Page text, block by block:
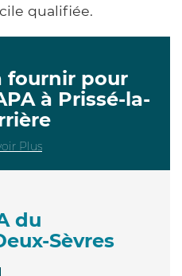
qualifiée.
fournir pour
à Prissé-la-
Plus
du
Sèvres